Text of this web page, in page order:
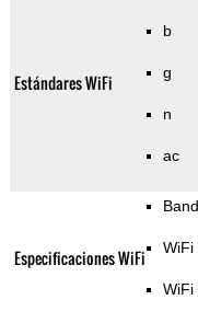
Estándares WiFi
b
g
n
ac
Especificaciones WiFi WiFi
WiFi